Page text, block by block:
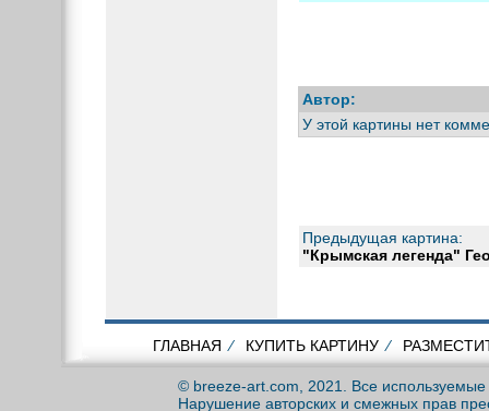
Автор:
У этой картины нет
Предыдущая картина:
"Крымская легенда"
ГЛАВНАЯ ⁄ КУПИТЬ КАРТИНУ ⁄
© breeze-art.com, 2021. Все
Нарушение авторских и смежных прав